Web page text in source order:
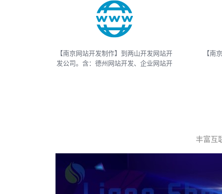
【南京网站开发制作】到两山开发网站开
发公司。含：德州网站开发、企业网站开
【南
丰富互